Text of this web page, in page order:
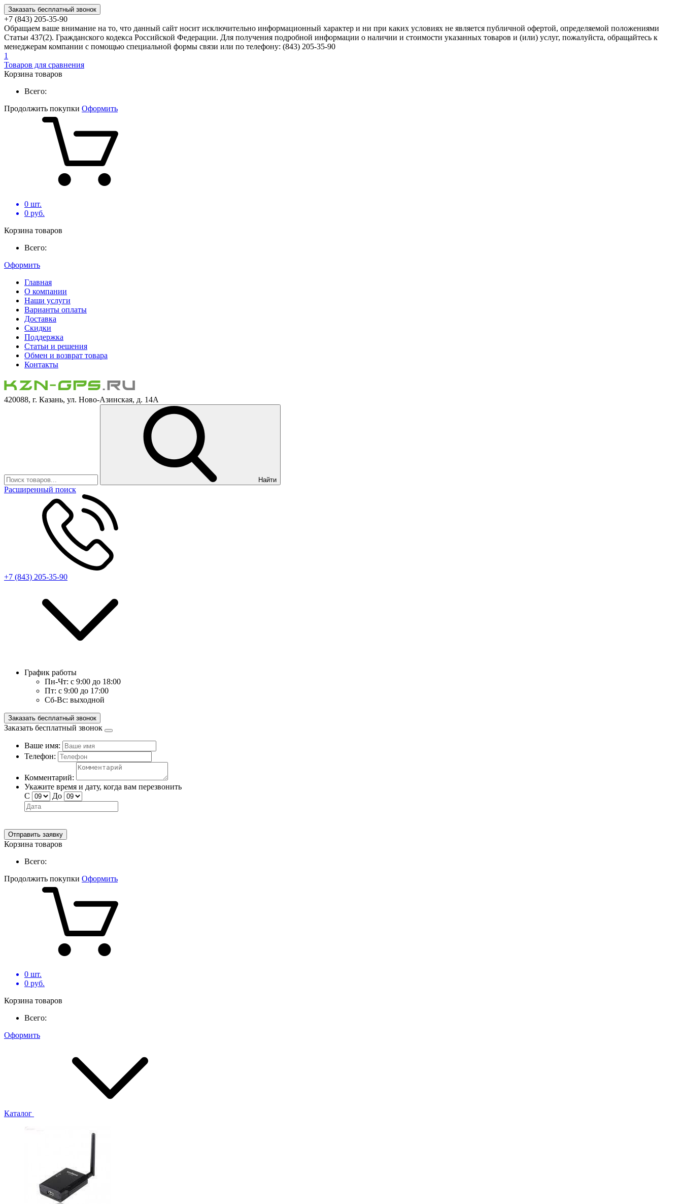
Заказать бесплатный звонок
+7 (843) 205-35-90
Обращаем ваше внимание на то, что данный сайт носит исключительно информационный характер и ни при каких условиях не является публичной офертой, определяемой положениями
Статьи 437(2). Гражданского кодекса Российской Федерации. Для получения подробной информации о наличии и стоимости указанных товаров и (или) услуг, пожалуйста, обращайтесь к
менеджерам компании с помощью специальной формы связи или по телефону: (843) 205-35-90
1
Товаров для сравнения
Корзина товаров
Всего:
Продолжить покупки Оформить
0 шт.
0 руб.
Корзина товаров
Всего:
Оформить
Главная
О компании
Наши услуги
Варианты оплаты
Доставка
Скидки
Поддержка
Статьи и решения
Обмен и возврат товара
Контакты
420088, г. Казань, ул. Ново-Азинская, д. 14А
Найти
Расширенный поиск
+7 (843) 205-35-90
График работы
Пн-Чт: с 9:00 до 18:00
Пт: с 9:00 до 17:00
Сб-Вс: выходной
Заказать бесплатный звонок
Заказать бесплатный звонок
Ваше имя:
Телефон:
Комментарий:
Укажите время и дату, когда вам перезвонить
С
До
Отправить заявку
Корзина товаров
Всего:
Продолжить покупки Оформить
0 шт.
0 руб.
Корзина товаров
Всего:
Оформить
Каталог